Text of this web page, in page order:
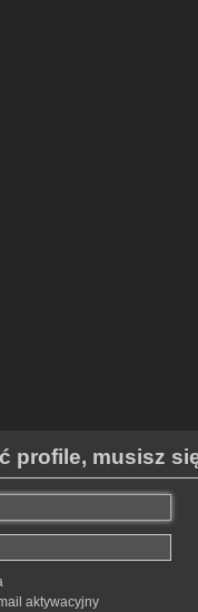
profile, musisz
aktywacyjny